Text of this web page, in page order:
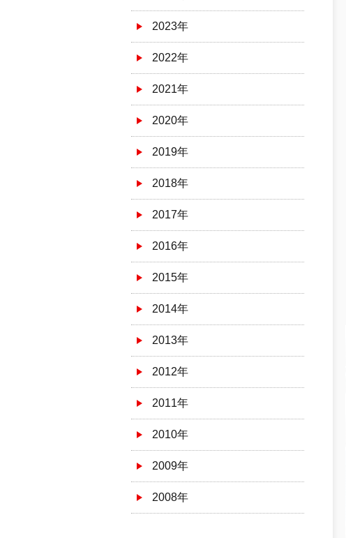
2023年
2022年
2021年
2020年
2019年
2018年
2017年
2016年
2015年
2014年
2013年
2012年
2011年
2010年
2009年
2008年